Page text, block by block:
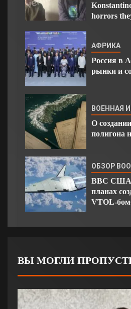
horrors
АФРИКА
Россия в
рынки и
ВОЕННАЯ
О
полигона
ОБЗОР
ВВС США
планах
VTOL-
ВЫ МОГЛИ